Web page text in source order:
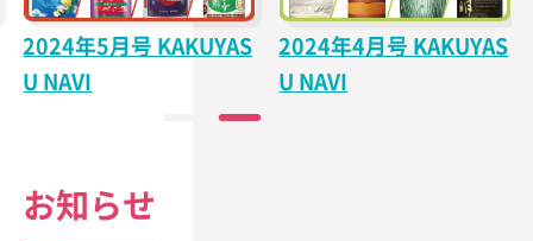
2024年5月号 KAKUYAS
U NAVI
2024年4月号 KAKUYAS
U NAVI
お知らせ